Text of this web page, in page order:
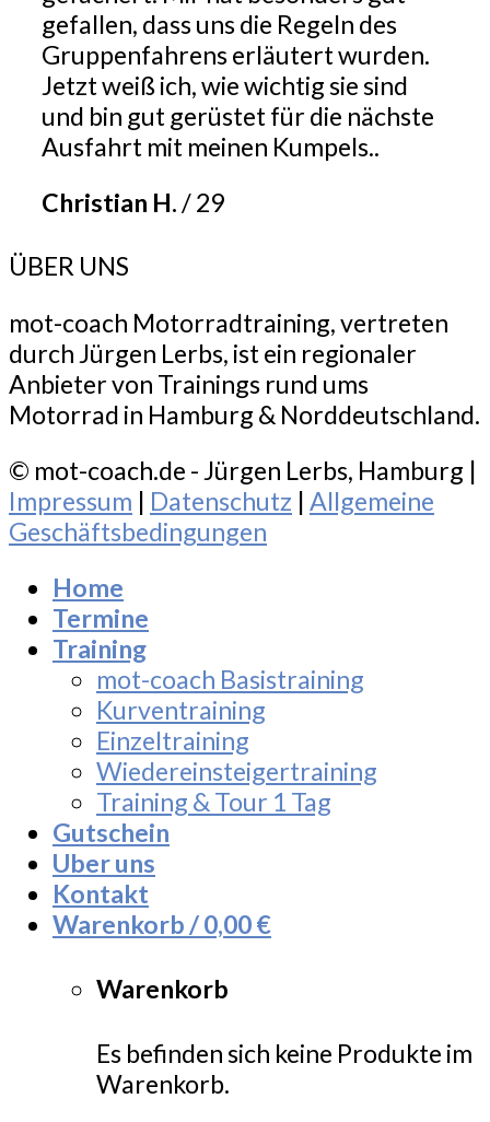
gefallen, dass uns die Regeln des
Gruppenfahrens erläutert wurden.
Jetzt weiß ich, wie wichtig sie sind
und bin gut gerüstet für die nächste
Ausfahrt mit meinen Kumpels..
Christian H./29
ÜBER UNS
mot-coach Motorradtraining, vertreten
durch Jürgen Lerbs, ist ein regionaler
Anbieter von Trainings rund ums
Motorrad in Hamburg & Norddeutschland.
© mot-coach.de - Jürgen Lerbs, Hamburg |
Impressum | Datenschutz | Allgemeine
Geschäftsbedingungen
Home
Termine
Training
mot-coach Basistraining
Kurventraining
Einzeltraining
Wiedereinsteigertraining
Training & Tour 1 Tag
Gutschein
Uber uns
Kontakt
Warenkorb /0,00€
Warenkorb
Es befinden sich keine Produkte im
Warenkorb.